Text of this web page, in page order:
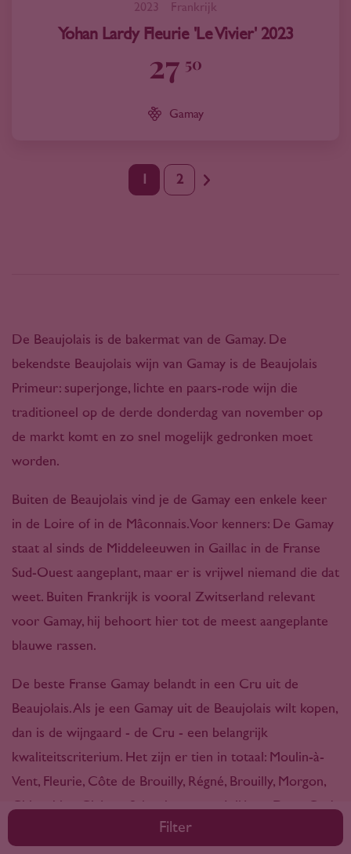
2023 Frankrijk
Yohan Lardy Fleurie 'Le Vivier' 2023
27 50
Gamay
2
Filter
De Beaujolais is de bakermat van de Gamay. De
bekendste Beaujolais wijn van Gamay is de Beaujolais
Primeur: superjonge, lichte en paars-rode wijn die
traditioneel op de derde donderdag van november op
de markt komt en zo snel mogelijk gedronken moet
worden.
Buiten de Beaujolais vind je de Gamay een enkele keer
in de Loire of in de Mâconnais. Voor kenners: De Gamay
staat al sinds de Middeleeuwen in Gaillac in de Franse
Sud-Ouest aangeplant, maar er is vrijwel niemand die dat
weet. Buiten Frankrijk is vooral Zwitserland relevant
voor Gamay, hij behoort hier tot de meest aangeplante
blauwe rassen.
De beste Franse Gamay belandt in een Cru uit de
Beaujolais. Als je een Gamay uit de Beaujolais wilt kopen,
dan is de wijngaard - de Cru - een belangrijk
kwaliteitscriterium. Het zijn er tien in totaal: Moulin-à-
Vent, Fleurie, Côte de Brouilly, Régné, Brouilly, Morgon,
Chiroubles, Chénas, Saint-Amour en Juliénas. Deze Cru's
verwijzen naar de wijngaarden. De allerbeste liggen in